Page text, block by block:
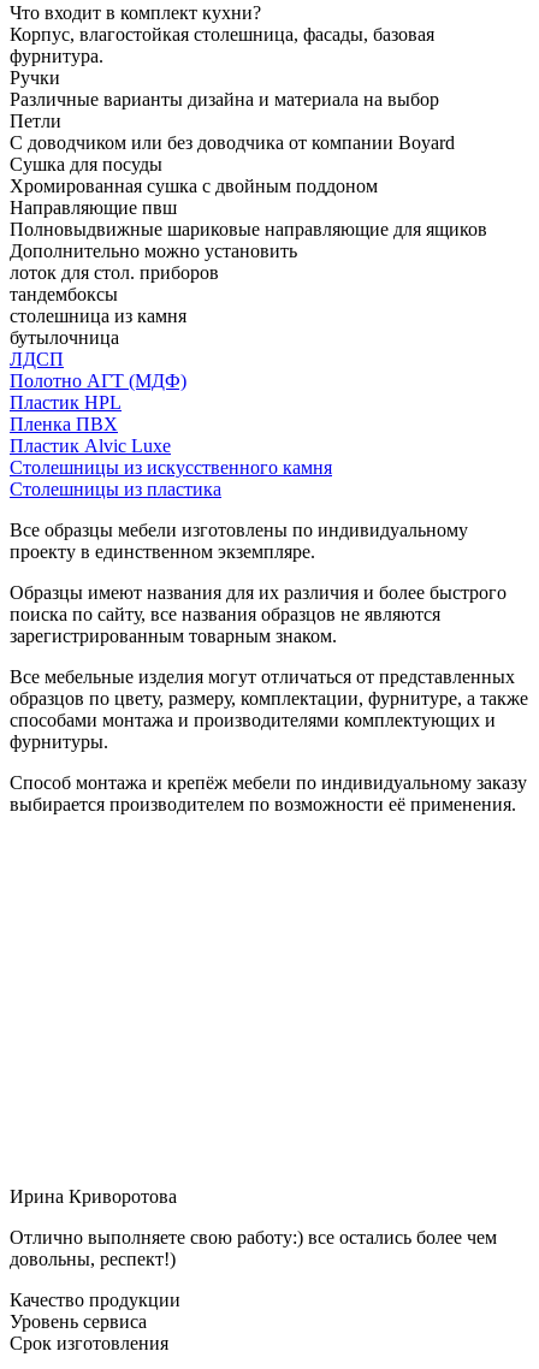
Что входит в комплект кухни?
Корпус, влагостойкая столешница, фасады, базовая
фурнитура.
Ручки
Различные варианты дизайна и материала на выбор
Петли
С доводчиком или без доводчика от компании Boyard
Сушка для посуды
Хромированная сушка с двойным поддоном
Направляющие пвш
Полновыдвижные шариковые направляющие для ящиков
Дополнительно можно установить
лоток для стол. приборов
тандембоксы
столешница из камня
бутылочница
ЛДСП
Полотно АГТ (МДФ)
Пластик HPL
Пленка ПВХ
Пластик Alvic Luxe
Столешницы из искусственного камня
Столешницы из пластика
Все образцы мебели изготовлены по индивидуальному
проекту в единственном экземпляре.
Образцы имеют названия для их различия и более быстрого
поиска по сайту, все названия образцов не являются
зарегистрированным товарным знаком.
Все мебельные изделия могут отличаться от представленных
образцов по цвету, размеру, комплектации, фурнитуре, а также
способами монтажа и производителями комплектующих и
фурнитуры.
Способ монтажа и крепёж мебели по индивидуальному заказу
выбирается производителем по возможности её применения.
Ирина Криворотова
Отлично выполняете свою работу:) все остались более чем
довольны, респект!)
Качество продукции
Уровень сервиса
Срок изготовления